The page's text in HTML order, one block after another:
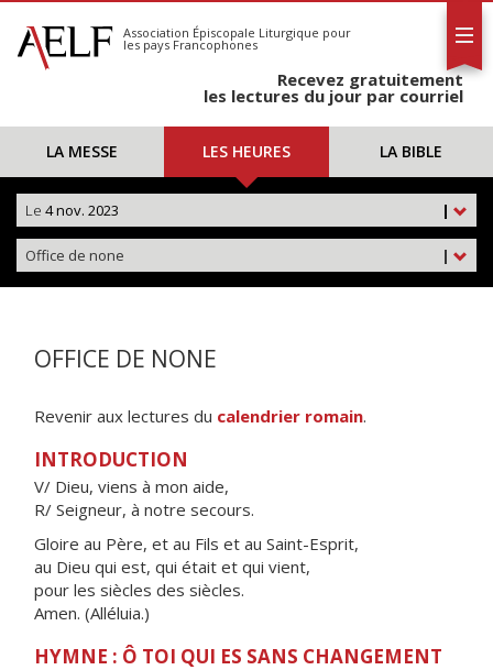
S'abonner
Calendrier
Association Épiscopale Liturgique pour
les pays Francophones
Recevez gratuitement
les lectures du jour par courriel
LA MESSE LES HEURES LA BIBLE
|
Le 4 nov. 2023
|
Office de none
OFFICE DE NONE
Revenir aux lectures du calendrier romain.
INTRODUCTION
V/ Dieu, viens à mon aide,
R/ Seigneur, à notre secours.
Gloire au Père, et au Fils et au Saint-Esprit,
au Dieu qui est, qui était et qui vient,
pour les siècles des siècles.
Amen. (Alléluia.)
HYMNE : Ô TOI QUI ES SANS CHANGEMENT